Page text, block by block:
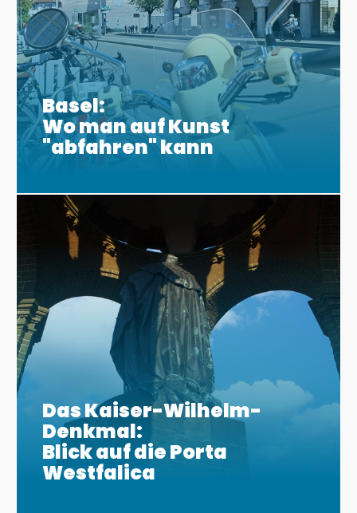
Basel:
Wo man auf Kunst
"abfahren" kann
Das Kaiser-Wilhelm-
Denkmal:
Blick auf die Porta
Westfalica